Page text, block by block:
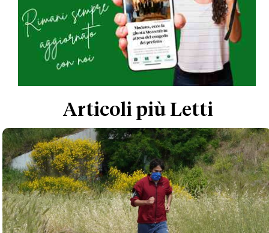
Articoli più Letti